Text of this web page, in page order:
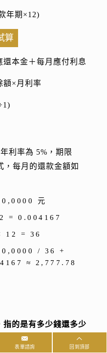
年期×12)
算
本金＋每月應付利息
額×月利率
利率為 5%，期限
，每月的還款金額如
元
= 0.004167
12 = 36
/ 36 +
≈ 2,777.78
指的是有多少錢還多少
算利息。
每月最低可
表單諮詢 回到頂部